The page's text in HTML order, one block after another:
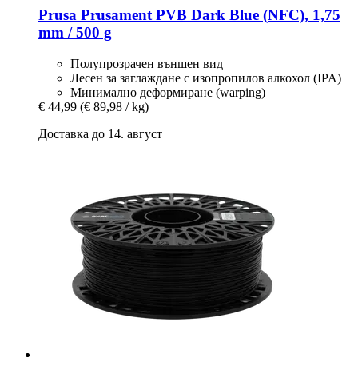
Prusa Prusament PVB Dark Blue (NFC), 1,75
mm / 500 g
Полупрозрачен външен вид
Лесен за заглаждане с изопропилов алкохол (IPA)
Минимално деформиране (warping)
€ 44,99 (€ 89,98 / kg)
Доставка до 14. август